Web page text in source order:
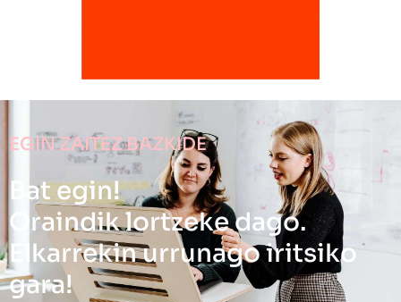
EGIN ZAITEZ BAZKIDE
Bat egin!
Oraindik lortzeke dago.
Elkarrekin urrunago iritsiko
gara!